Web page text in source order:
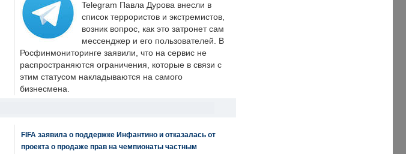
Telegram Павла Дурова внесли в
список террористов и экстремистов,
возник вопрос, как это затронет сам
мессенджер и его пользователей. В
Росфинмониторинге заявили, что на сервис не
распространяются ограничения, которые в связи с
этим статусом накладываются на самого
бизнесмена.
FIFA заявила о поддержке Инфантино и отказалась от
проекта о продаже прав на чемпионаты частным